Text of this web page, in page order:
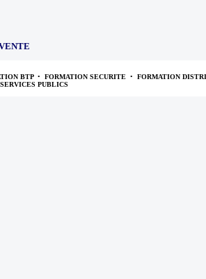
BTP • FORMATION SECURITE • FORMATION
PUBLICS